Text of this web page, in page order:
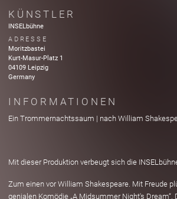
KÜNSTLER
INSELbühne
ADRESSE
Moritzbastei
Kurt-Masur-Platz 1
04109 Leipzig
Germany
INFORMATIONEN
Ein Trommernachtssaum | nach William
Mit dieser Produktion verbeugt sich die
Zum einen vor William Shakespeare. Mit Freude
genialen Komödie „A Midsummer Night's Dream“.